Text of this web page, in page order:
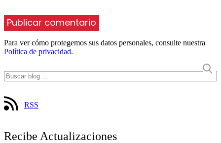
Para ver cómo protegemos sus datos personales, consulte nuestra
Política de privacidad.
RSS
Recibe Actualizaciones